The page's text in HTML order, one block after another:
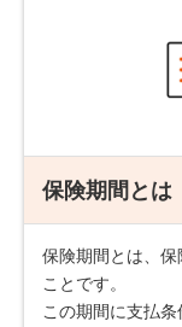
注意事項／
に被保険者が
被保険者が死
付金は、お支
定期がん保険「
保険期間（更新
がん先進医療
支払条件
がん治療にかかる
保険期間とは
保険期間とは、
ことです。
この期間に支払